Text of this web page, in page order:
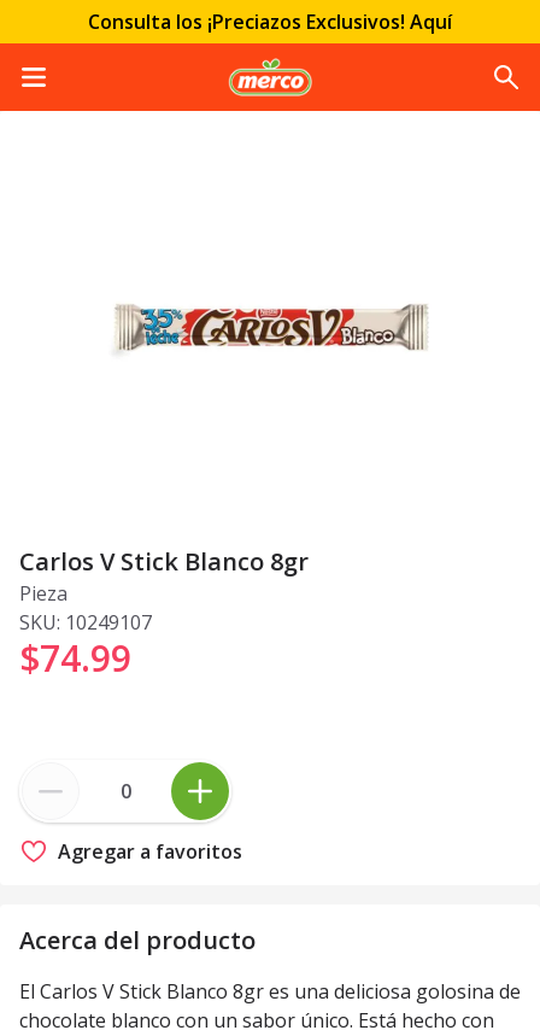
Consulta los ¡Preciazos Exclusivos! Aquí
Carlos V Stick Blanco 8gr
Pieza
SKU: 10249107
$74.99
Agregar a favoritos
Acerca del producto
El Carlos V Stick Blanco 8gr es una deliciosa golosina de
chocolate blanco con un sabor único. Está hecho con